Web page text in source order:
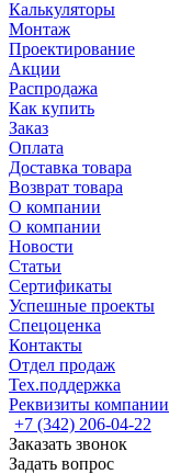
Калькуляторы
Монтаж
Проектирование
Акции
Распродажа
Как купить
Заказ
Оплата
Доставка товара
Возврат товара
О компании
О компании
Новости
Статьи
Сертификаты
Успешные проекты
Спецоценка
Контакты
Отдел продаж
Тех.поддержка
Реквизиты компании
+7 (342) 206-04-22
Заказать звонок
Задать вопрос